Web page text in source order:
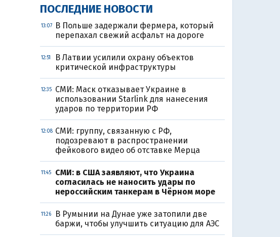
ПОСЛЕДНИЕ НОВОСТИ
13:07
В Польше задержали фермера, который
перепахал свежий асфальт на дороге
12:51
В Латвии усилили охрану объектов
критической инфраструктуры
12:35
СМИ: Маск отказывает Украине в
использовании Starlink для нанесения
ударов по территории РФ
12:08 СМИ: группу, связанную с РФ,
подозревают в распространении
фейкового видео об отставке Мерца
11:45
СМИ: в США заявляют, что Украина
согласилась не наносить удары по
нероссийским танкерам в Чёрном море
11:26
В Румынии на Дунае уже затопили две
баржи, чтобы улучшить ситуацию для АЭС